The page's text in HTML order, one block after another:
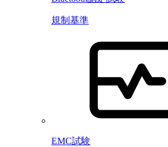
規制基準
EMC試験